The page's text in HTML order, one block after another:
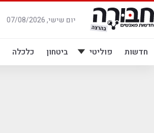
דלג
לתוכן
יום שישי, 07/08/2026
חדשות פוליטי ביטחון כלכלה